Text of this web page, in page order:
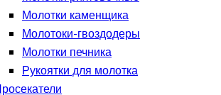
Молотки каменщика
Молотоки-гвоздодеры
Молотки печника
Рукоятки для молотка